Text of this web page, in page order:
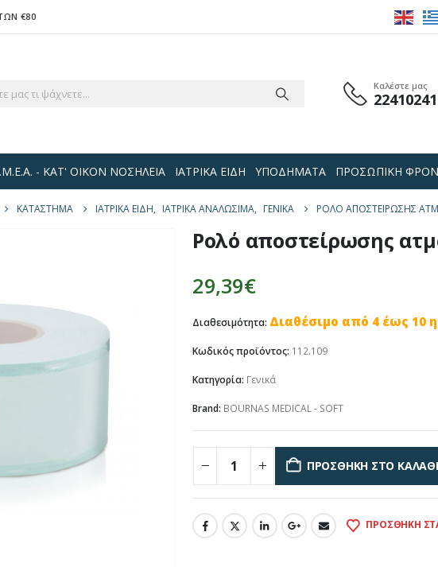
€80
Καλέστε μας
- ΚΑΤ' ΟΙΚΟΝ ΝΟΣΗΛΕΙΑ ΙΑΤΡΙΚΑ ΕΙΔΗ ΥΠΟΔΗΜΑΤΑ ΠΡΟΣΩΠΙΚΗ
ΚΑΤΆΣΤΗΜΑ ΙΑΤΡΙΚΑ ΕΙΔΗ, ΙΑΤΡΙΚΑ ΑΝΑΛΩΣΙΜΑ, ΓΕΝΙΚΆ ΡΟΛΌ ΑΠΟΣΤΕΊΡΩΣΗΣ
Ρολό αποστείρωσης
29,39€
Διαθεσιμότητα: Διαθέσιμο από 4 έως 10
Κωδικός προϊόντος: 112.109
Κατηγορία: Γενικά
Brand: BOURNAS MEDICAL - SOFT
ΠΡΟΣΘΉΚΗ ΣΤΟ ΚΑΛΆΘΙ
ΠΡΟΣΘΉΚΗ